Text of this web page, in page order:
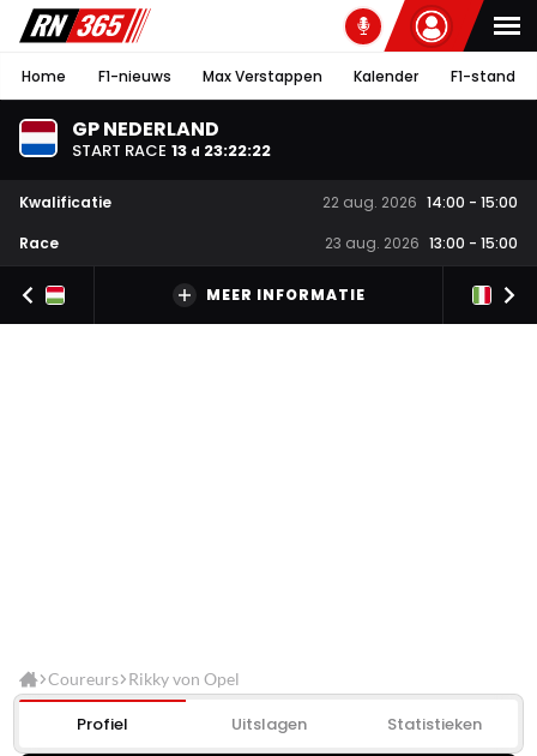
Home F1-nieuws Max Verstappen Kalender F1-stand
GP NEDERLAND
START RACE 13 d 23:22:22
Kwalificatie 22 aug. 2026 14:00 - 15:00
Race
23 aug. 2026 13:00 - 15:00
MEER INFORMATIE
Coureurs Rikky von Opel
Profiel Uitslagen Statistieken